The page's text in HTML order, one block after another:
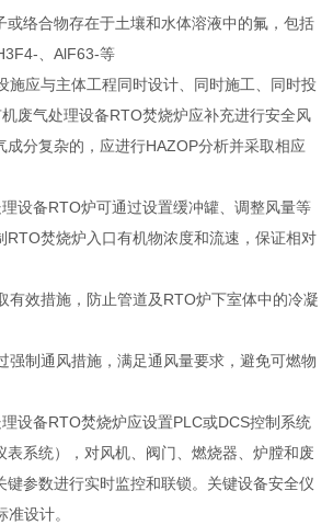
或络合物存在于土壤和水体溶液中的氟，包括
、AlF63-等
施应与主体工程同时设计、同时施工、同时投
废气处理设备RTO焚烧炉应补充进行安全风
成分复杂的，应进行HAZOP分析并采取相应
设备RTO炉可通过设置缓冲罐、调整风量等
RTO焚烧炉入口有机物浓度和流速，保证相对
有效措施，防止管道及RTO炉下室体中的冷凝
强制通风措施，满足通风量要求，避免可燃物
设备RTO焚烧炉应设置PLC或DCS控制系统
表系统），对风机、阀门、燃烧器、炉膛和废
键参数进行实时监控和联锁。关键设备安全仪
设计。